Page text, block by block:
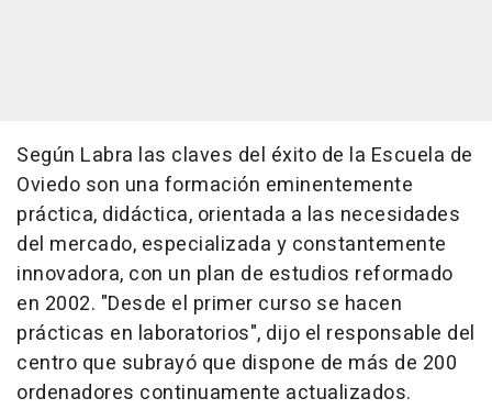
Según Labra las claves del éxito de la Escuela de
Oviedo son una formación eminentemente
práctica, didáctica, orientada a las necesidades
del mercado, especializada y constantemente
innovadora, con un plan de estudios reformado
en 2002. "Desde el primer curso se hacen
prácticas en laboratorios", dijo el responsable del
centro que subrayó que dispone de más de 200
ordenadores continuamente actualizados.